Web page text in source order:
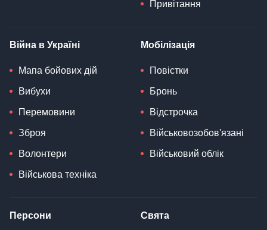
Привітання
Війна в Україні
Мапа бойових дій
Вибухи
Перемовини
Зброя
Волонтери
Військова техніка
Мобілізація
Повістки
Бронь
Відстрочка
Військовозобов'язані
Військовий облік
Персони Свята